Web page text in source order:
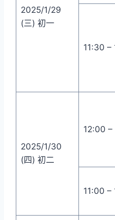
2025/1/29
(三) 初一
11:30 –
2025/1/30
(四) 初二
12:00
11:00 –